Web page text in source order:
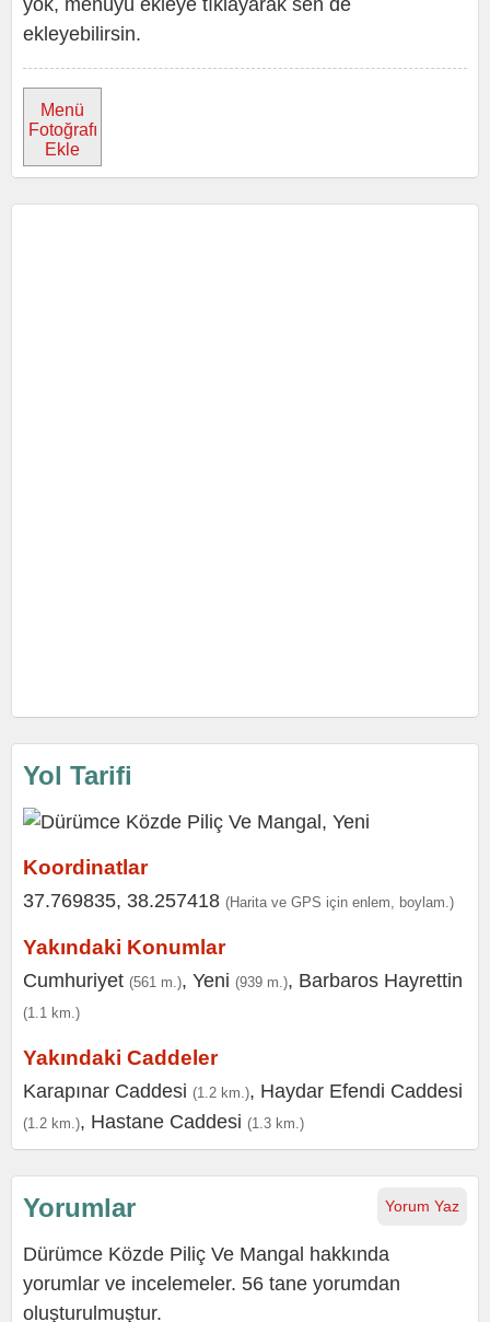
yok, menüyü ekleye tıklayarak sen de
ekleyebilirsin.
Menü
Fotoğrafı
Ekle
Yol Tarifi
Koordinatlar
37.769835, 38.257418 (Harita ve GPS için enlem, boylam.)
Yakındaki Konumlar
Cumhuriyet (561 m.), Yeni (939 m.), Barbaros Hayrettin
(1.1 km.)
Yakındaki Caddeler
Karapınar Caddesi (1.2 km.), Haydar Efendi Caddesi
(1.2 km.), Hastane Caddesi (1.3 km.)
Yorum Yaz
Yorumlar
Dürümce Közde Piliç Ve Mangal hakkında
yorumlar ve incelemeler. 56 tane yorumdan
oluşturulmuştur.